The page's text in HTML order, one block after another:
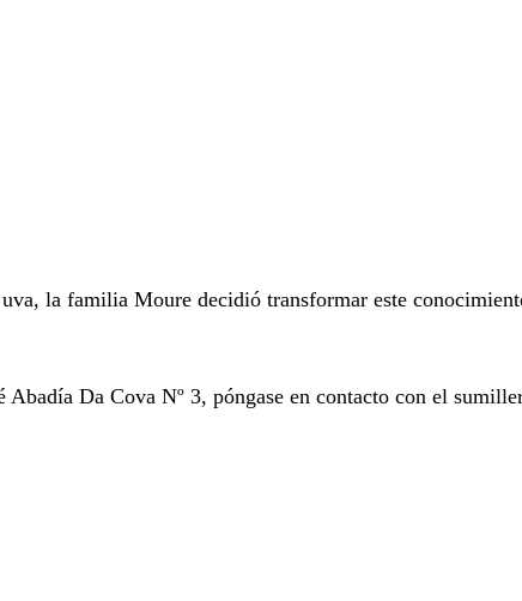
la familia Moure decidió transformar este
Da Cova Nº 3, póngase en contacto con el